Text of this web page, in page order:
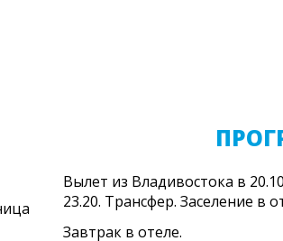
Вылет из Владивостока в
23.20. Трансфер. Заселение в
Завтрак в отеле.